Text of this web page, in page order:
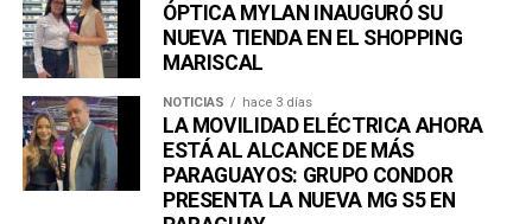
ÓPTICA MYLAN INAUGURÓ SU
NUEVA TIENDA EN EL SHOPPING
MARISCAL
NOTICIAS hace 3 días
LA MOVILIDAD ELÉCTRICA AHORA
ESTÁ AL ALCANCE DE MÁS
PARAGUAYOS: GRUPO CONDOR
PRESENTA LA NUEVA MG S5 EN